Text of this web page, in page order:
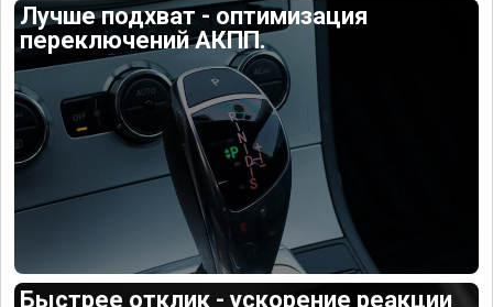
Лучше подхват - оптимизация
переключений АКПП.
Быстрее отклик - ускорение реакции